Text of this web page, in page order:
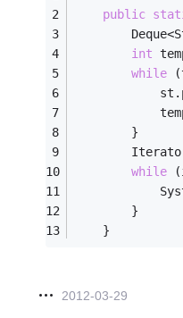
public
int
while
		}
while
		}
	}
2012-03-29